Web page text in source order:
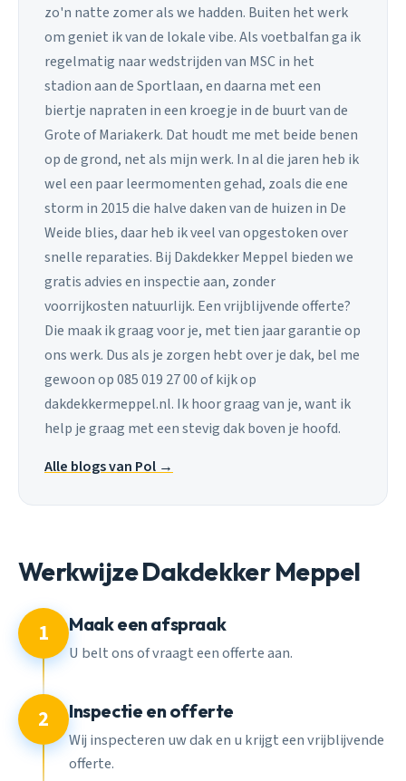
zo'n natte zomer als we hadden. Buiten het werk
om geniet ik van de lokale vibe. Als voetbalfan ga ik
regelmatig naar wedstrijden van MSC in het
stadion aan de Sportlaan, en daarna met een
biertje napraten in een kroegje in de buurt van de
Grote of Mariakerk. Dat houdt me met beide benen
op de grond, net als mijn werk. In al die jaren heb ik
wel een paar leermomenten gehad, zoals die ene
storm in 2015 die halve daken van de huizen in De
Weide blies, daar heb ik veel van opgestoken over
snelle reparaties. Bij Dakdekker Meppel bieden we
gratis advies en inspectie aan, zonder
voorrijkosten natuurlijk. Een vrijblijvende offerte?
Die maak ik graag voor je, met tien jaar garantie op
ons werk. Dus als je zorgen hebt over je dak, bel me
gewoon op 085 019 27 00 of kijk op
dakdekkermeppel.nl. Ik hoor graag van je, want ik
help je graag met een stevig dak boven je hoofd.
Alle blogs van Pol →
Werkwijze Dakdekker Meppel
1 Maak een afspraak
U belt ons of vraagt een offerte aan.
2 Inspectie en offerte
Wij inspecteren uw dak en u krijgt een vrijblijvende
offerte.